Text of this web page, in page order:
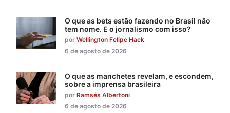
O que as bets estão fazendo no Brasil não
tem nome. E o jornalismo com isso?
por Wellington Felipe Hack
6 de agosto de 2026
O que as manchetes revelam, e escondem,
sobre a imprensa brasileira
por Ramsés Albertoni
6 de agosto de 2026